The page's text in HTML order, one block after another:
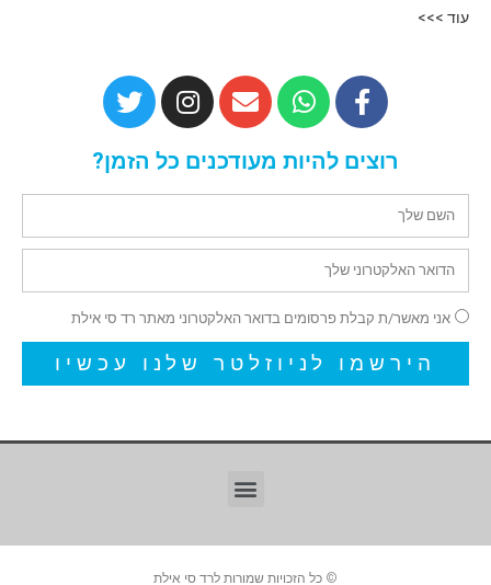
עוד >>>
רוצים להיות מעודכנים כל הזמן?
אני מאשר/ת קבלת פרסומים בדואר האלקטרוני מאתר רד סי אילת
הירשמו לניוזלטר שלנו עכשיו
© כל הזכויות שמורות לרד סי אילת